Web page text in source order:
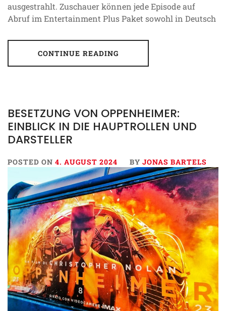
ausgestrahlt. Zuschauer können jede Episode auf
Abruf im Entertainment Plus Paket sowohl in Deutsch
CONTINUE READING
BESETZUNG VON OPPENHEIMER:
EINBLICK IN DIE HAUPTROLLEN UND
DARSTELLER
POSTED ON 4. AUGUST 2024 BY JONAS BARTELS